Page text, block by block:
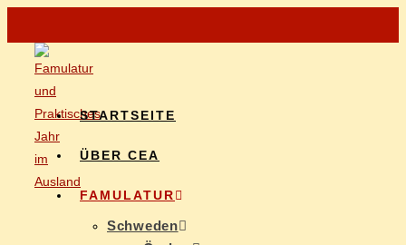
START­SEI­TE
ÜBER CEA
FAMU­LA­TUR
Schwe­den